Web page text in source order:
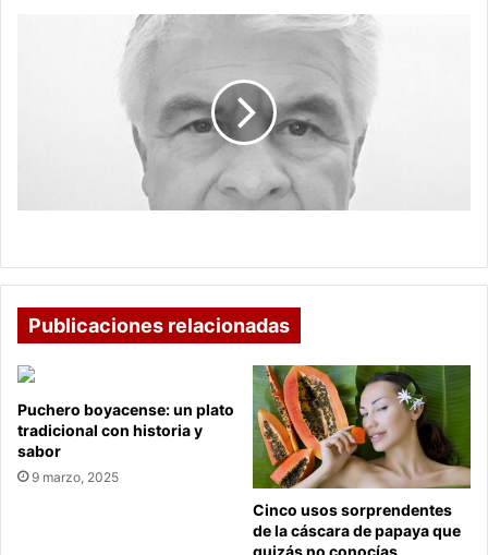
Publicaciones relacionadas
Puchero boyacense: un plato
tradicional con historia y
sabor
9 marzo, 2025
Cinco usos sorprendentes
de la cáscara de papaya que
quizás no conocías